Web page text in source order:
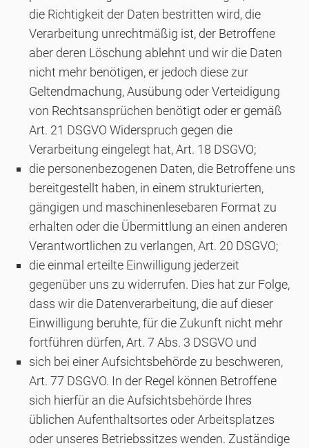
die Richtigkeit der Daten bestritten wird, die
Verarbeitung unrechtmäßig ist, der Betroffene
aber deren Löschung ablehnt und wir die Daten
nicht mehr benötigen, er jedoch diese zur
Geltendmachung, Ausübung oder Verteidigung
von Rechtsansprüchen benötigt oder er gemäß
Art. 21 DSGVO Widerspruch gegen die
Verarbeitung eingelegt hat, Art. 18 DSGVO;
die personenbezogenen Daten, die Betroffene uns
bereitgestellt haben, in einem strukturierten,
gängigen und maschinenlesebaren Format zu
erhalten oder die Übermittlung an einen anderen
Verantwortlichen zu verlangen, Art. 20 DSGVO;
die einmal erteilte Einwilligung jederzeit
gegenüber uns zu widerrufen. Dies hat zur Folge,
dass wir die Datenverarbeitung, die auf dieser
Einwilligung beruhte, für die Zukunft nicht mehr
fortführen dürfen, Art. 7 Abs. 3 DSGVO und
sich bei einer Aufsichtsbehörde zu beschweren,
Art. 77 DSGVO. In der Regel können Betroffene
sich hierfür an die Aufsichtsbehörde Ihres
üblichen Aufenthaltsortes oder Arbeitsplatzes
oder unseres Betriebssitzes wenden. Zuständige